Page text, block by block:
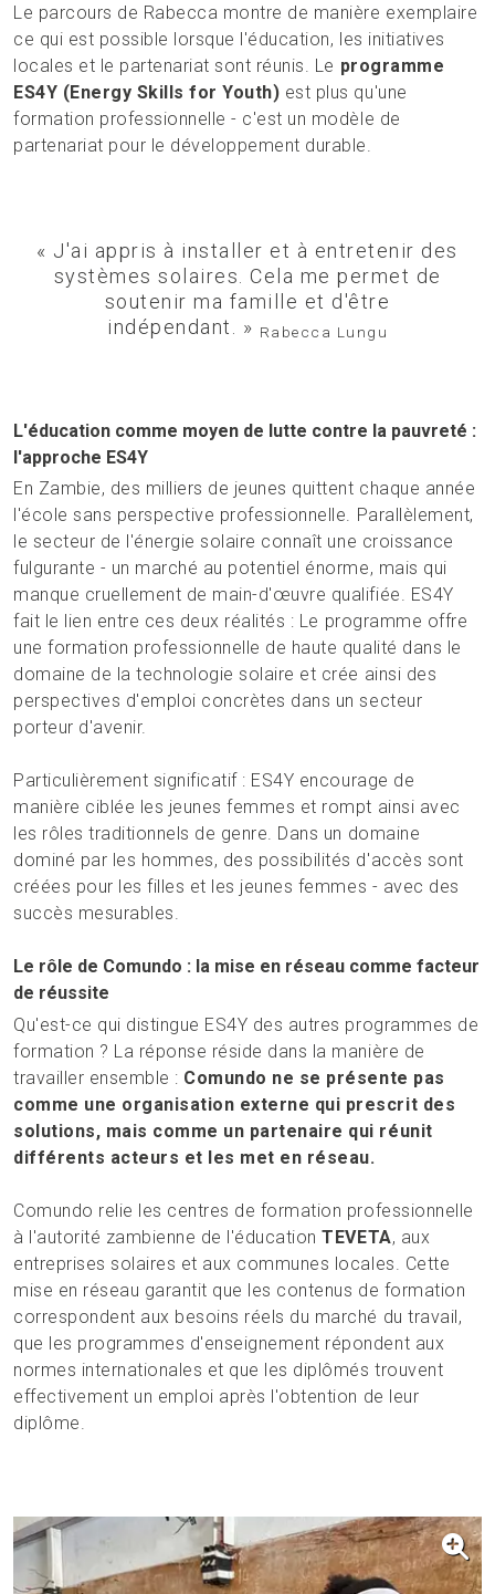
Le parcours de Rabecca montre de manière exemplaire
ce qui est possible lorsque l'éducation, les initiatives
locales et le partenariat sont réunis. Le programme
ES4Y (Energy Skills for Youth) est plus qu'une
formation professionnelle - c'est un modèle de
partenariat pour le développement durable.
« J'ai appris à installer et à entretenir des
systèmes solaires. Cela me permet de
soutenir ma famille et d'être
indépendant. » Rabecca Lungu
L'éducation comme moyen de lutte contre la pauvreté :
l'approche ES4Y
En Zambie, des milliers de jeunes quittent chaque année
l'école sans perspective professionnelle. Parallèlement,
le secteur de l'énergie solaire connaît une croissance
fulgurante - un marché au potentiel énorme, mais qui
manque cruellement de main-d'œuvre qualifiée. ES4Y
fait le lien entre ces deux réalités : Le programme offre
une formation professionnelle de haute qualité dans le
domaine de la technologie solaire et crée ainsi des
perspectives d'emploi concrètes dans un secteur
porteur d'avenir.
Particulièrement significatif : ES4Y encourage de
manière ciblée les jeunes femmes et rompt ainsi avec
les rôles traditionnels de genre. Dans un domaine
dominé par les hommes, des possibilités d'accès sont
créées pour les filles et les jeunes femmes - avec des
succès mesurables.
Le rôle de Comundo : la mise en réseau comme facteur
de réussite
Qu'est-ce qui distingue ES4Y des autres programmes de
formation ? La réponse réside dans la manière de
travailler ensemble : Comundo ne se présente pas
comme une organisation externe qui prescrit des
solutions, mais comme un partenaire qui réunit
différents acteurs et les met en réseau.
Comundo relie les centres de formation professionnelle
à l'autorité zambienne de l'éducationTEVETA, aux
entreprises solaires et aux communes locales. Cette
mise en réseau garantit que les contenus de formation
correspondent aux besoins réels du marché du travail,
que les programmes d'enseignement répondent aux
normes internationales et que les diplômés trouvent
effectivement un emploi après l'obtention de leur
diplôme.